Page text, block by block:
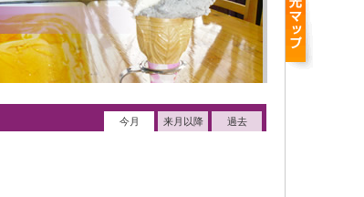
今月 来月以降 過去